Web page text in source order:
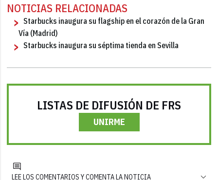
NOTICIAS RELACIONADAS
Starbucks inaugura su flagship en el corazón de la Gran
Vía (Madrid)
Starbucks inaugura su séptima tienda en Sevilla
LISTAS DE DIFUSIÓN DE FRS
UNIRME
LEE LOS COMENTARIOS Y COMENTA LA NOTICIA